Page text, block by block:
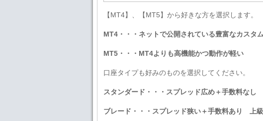
【MT4】、【MT5】から好きな方を選択します。
MT4・・・ネットで公開されている豊富なカスタ
MT5・・・MT4よりも高機能かつ動作が軽い
口座タイプも好みのものを選択してください。
スタンダード・・・スプレッド広め＋手数料なし
ブレード・・・スプレッド狭い＋手数料あり 上